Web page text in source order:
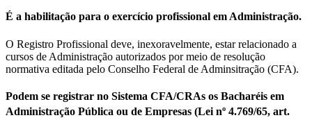
É a habilitação para o exercício profissional em Administração.
O Registro Profissional deve, inexoravelmente, estar relacionado a
cursos de Administração autorizados por meio de resolução
normativa editada pelo Conselho Federal de Adminsitração (CFA).
Podem se registrar no Sistema CFA/CRAs os Bacharéis em
Administração Pública ou de Empresas (Lei nº 4.769/65, art.